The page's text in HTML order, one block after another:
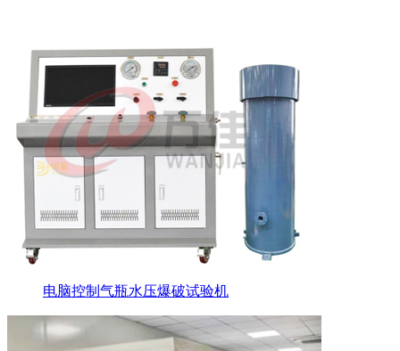
电脑控制气瓶水压爆破试验机